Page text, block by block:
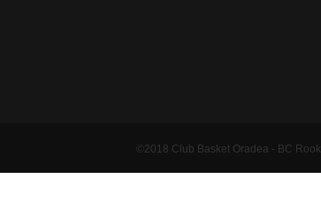
©2018 Club Basket Oradea - BC